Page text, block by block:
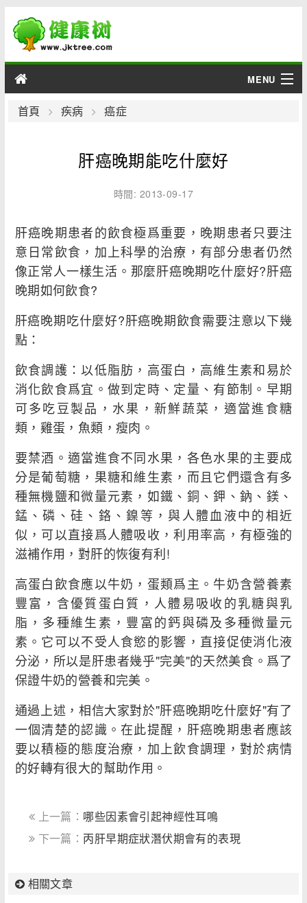
MENU
男性
綜合
疾病
首頁 疾病 癌症
肝癌晚期能吃什麼好
時間: 2013-09-17
肝癌晚期患者的飲食極爲重要，晚期患者只要注
意日常飲食，加上科學的治療，有部分患者仍然
像正常人一樣生活。那麼肝癌晚期吃什麼好?肝癌
晚期如何飲食?
肝癌晚期吃什麼好?肝癌晚期飲食需要注意以下幾
點：
飲食調護：以低脂肪，高蛋白，高維生素和易於
消化飲食爲宜。做到定時、定量、有節制。早期
可多吃豆製品，水果，新鮮蔬菜，適當進食糖
類，雞蛋，魚類，瘦肉。
要禁酒。適當進食不同水果，各色水果的主要成
分是葡萄糖，果糖和維生素，而且它們還含有多
種無機鹽和微量元素，如鐵、銅、鉀、鈉、鎂、
錳、磷、硅、鉻、鎳等，與人體血液中的相近
似，可以直接爲人體吸收，利用率高，有極強的
滋補作用，對肝的恢復有利!
高蛋白飲食應以牛奶，蛋類爲主。牛奶含營養素
豐富，含優質蛋白質，人體易吸收的乳糖與乳
脂，多種維生素，豐富的鈣與磷及多種微量元
素。它可以不受人食慾的影響，直接促使消化液
分泌，所以是肝患者幾乎"完美"的天然美食。爲了
保證牛奶的營養和完美。
通過上述，相信大家對於"肝癌晚期吃什麼好"有了
一個清楚的認識。在此提醒，肝癌晚期患者應該
要以積極的態度治療，加上飲食調理，對於病情
的好轉有很大的幫助作用。
上一篇： 哪些因素會引起神經性耳鳴
下一篇： 丙肝早期症狀潛伏期會有的表現
相關文章